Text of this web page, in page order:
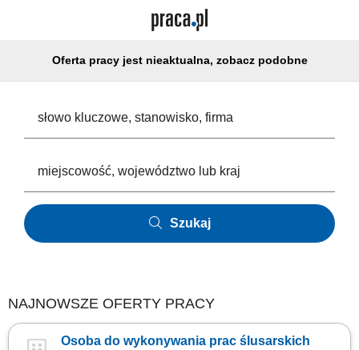
Oferta pracy jest nieaktualna, zobacz podobne
Szukaj
NAJNOWSZE OFERTY PRACY
Osoba do wykonywania prac ślusarskich